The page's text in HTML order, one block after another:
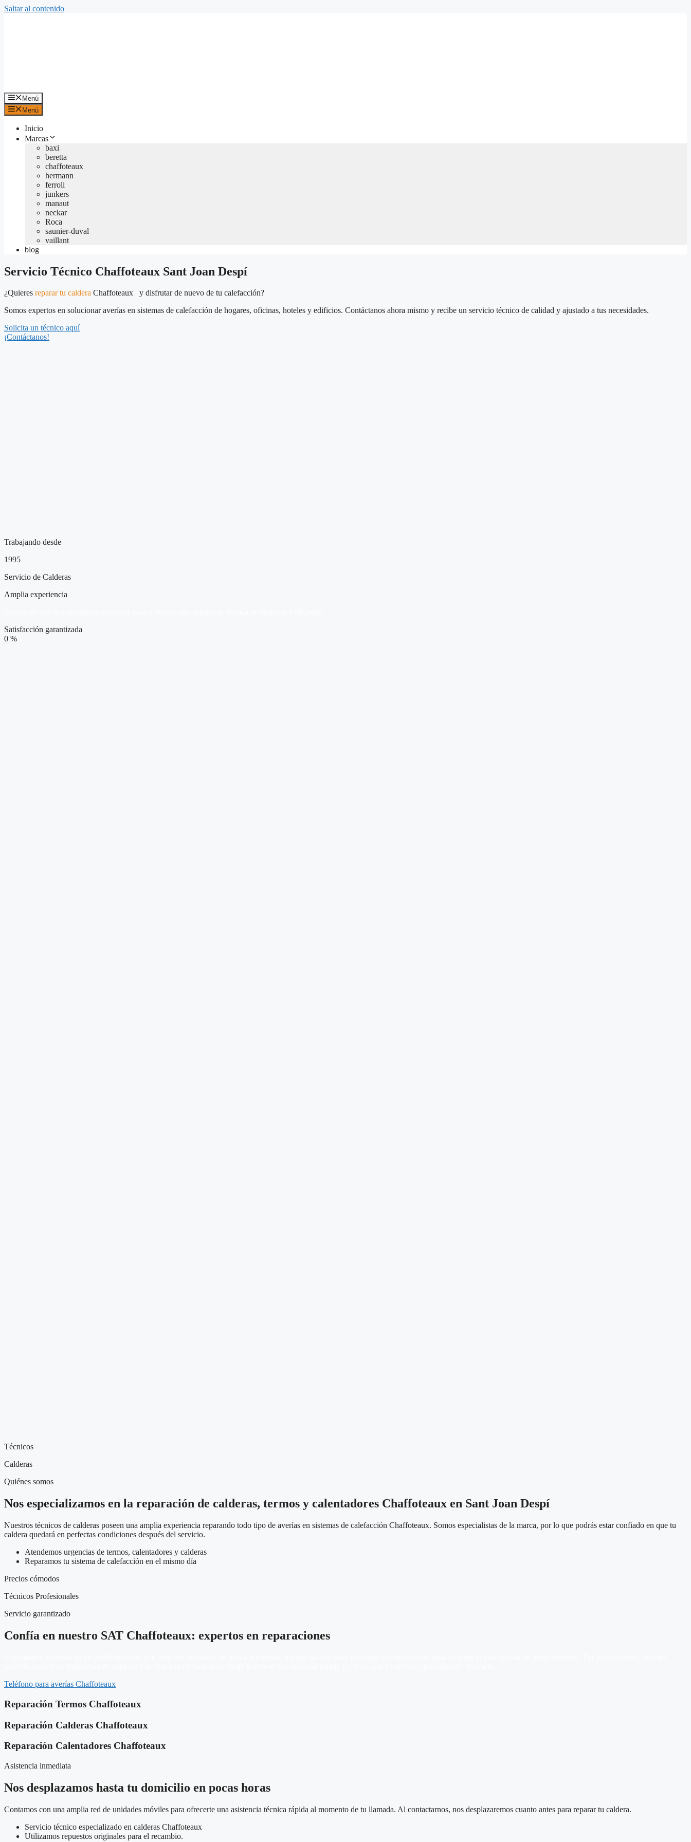
Saltar al contenido
Menú
Menú
Inicio
Marcas
baxi
beretta
chaffoteaux
hermann
ferroli
junkers
manaut
neckar
Roca
saunier-duval
vaillant
blog
Servicio Técnico Chaffoteaux Sant Joan Despí
¿Quieres reparar tu caldera Chaffoteaux y disfrutar de nuevo de tu calefacción?
Somos expertos en solucionar averías en sistemas de calefacción de hogares, oficinas, hoteles y edificios. Contáctanos ahora mismo y recibe un servicio técnico de calidad y ajustado a tus necesidades.
Solicita un técnico aquí
¡Contáctanos!
Trabajando desde
1995
Servicio de Calderas
Amplia experiencia
Satisfacción garantizada
0 %
Técnicos
Calderas
Quiénes somos
Nos especializamos en la reparación de calderas, termos y calentadores Chaffoteaux en Sant Joan Despí
Nuestros técnicos de calderas poseen una amplia experiencia reparando todo tipo de averías en sistemas de calefacción Chaffoteaux. Somos especialistas de la marca, por lo que podrás estar confiado en que tu
caldera quedará en perfectas condiciones después del servicio.
Atendemos urgencias de termos, calentadores y calderas
Reparamos tu sistema de calefacción en el mismo día
Precios cómodos
Técnicos Profesionales
Servicio garantizado
Confía en nuestro SAT Chaffoteaux: expertos en reparaciones
Teléfono para averías Chaffoteaux
Reparación Termos Chaffoteaux
Reparación Calderas Chaffoteaux
Reparación Calentadores Chaffoteaux
Asistencia inmediata
Nos desplazamos hasta tu domicilio en pocas horas
Contamos con una amplia red de unidades móviles para ofrecerte una asistencia técnica rápida al momento de tu llamada. Al contactarnos, nos desplazaremos cuanto antes para reparar tu caldera.
Servicio técnico especializado en calderas Chaffoteaux
Utilizamos repuestos originales para el recambio.